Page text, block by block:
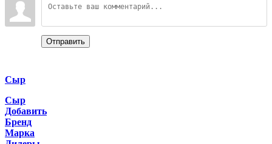
Отправить
Сыр
Сыр
Добавить
Бренд
Марка